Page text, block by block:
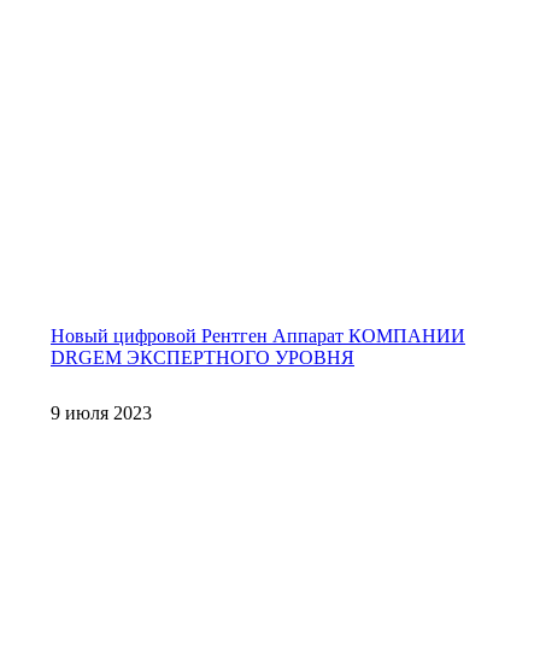
9 июля 2023
Новый цифровой Рентген Аппарат КОМПАНИИ
DRGEM ЭКСПЕРТНОГО УРОВНЯ